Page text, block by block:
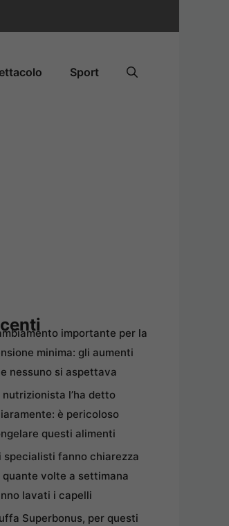
Sport
importante per la
minima: gli aumenti
nessuno si aspettava
nutrizionista l’ha detto
è pericoloso
questi alimenti
specialisti fanno chiarezza
quante volte a settimana
lavati i capelli
Superbonus, per questi